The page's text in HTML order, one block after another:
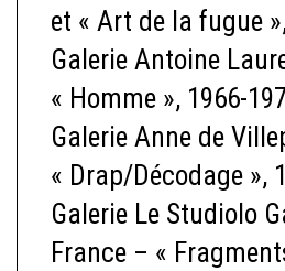
et « Art de la fugue
Galerie Antoine
« Homme », 1966-
Galerie Anne de
« Drap/Décodage »,
Galerie Le Studiolo
France – «